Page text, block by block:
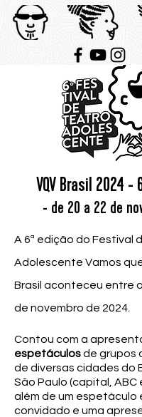
VQV Brasil 2024 -
- de 20 a 22 de
A 6ª edição do Festival
Adolescente Vamos
Brasil aconteceu entre
de novembro de 2024.
Contou com a
espetáculosde grupos
de diversas cidades do
São Paulo (capital, ABC
além de um espetáculo
convidado e uma